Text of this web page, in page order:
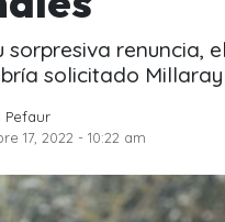
sorpresiva renuncia,
solicitado
Pefaur
17, 2022 - 10:22 am